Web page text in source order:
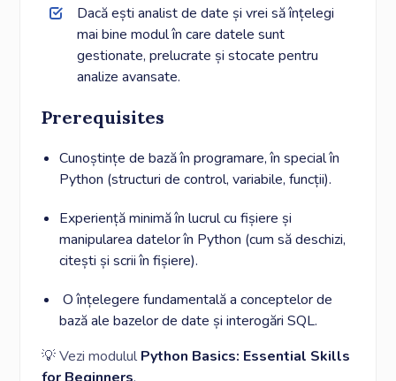
Dacă ești analist de date și vrei să înțelegi
mai bine modul în care datele sunt
gestionate, prelucrate și stocate pentru
analize avansate.
Prerequisites
Cunoștințe de bază în programare, în special în
Python (structuri de control, variabile, funcții).
Experiență minimă în lucrul cu fișiere și
manipularea datelor în Python (cum să deschizi,
citești și scrii în fișiere).
O înțelegere fundamentală a conceptelor de
bază ale bazelor de date și interogări SQL.
💡 Vezi modululPython Basics: Essential Skills